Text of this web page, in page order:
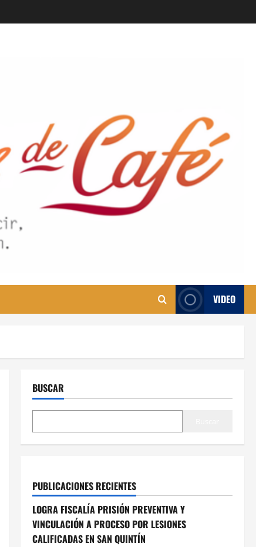
VIDEO
BUSCAR
PUBLICACIONES RECIENTES
LOGRA FISCALÍA PRISIÓN PREVENTIVA Y
VINCULACIÓN A PROCESO POR LESIONES
CALIFICADAS EN SAN QUINTÍN